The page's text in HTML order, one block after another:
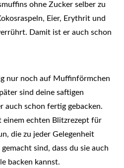
ohne Zucker selber zu
Eier, Erythrit und
Damit ist er auch schon
nur noch auf Muffinförmchen
sind deine saftigen
auch schon fertig gebacken.
einem echten Blitzrezept für
die zu jeder Gelegenheit
sind, dass du sie auch
backen kannst.